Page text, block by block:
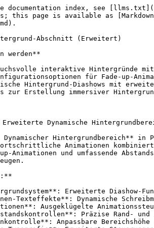
fortschrittliche Animationen kombiniert, um immersive, dynamische Hintergrunderlebnisse zu schaffen. Diese erweiterte Version umfasst Diashow-Funktionen, Fade-up-Animationen und umfassende Abstandskontrollen, die weit über grundlegende Hintergrundfunktionen hinausgehen, um professionelle, interaktive Umgebungen zu erzeugen.

**Hauptfunktionen:**

* **Diashow-Hintergrundsystem**: Erweiterte Diashow-Funktionalität mit mehreren Hintergrundoptionen
* **Schreibmaschinen-Texteffekte**: Dynamische Schreibmaschinen-Animationen für Text-Overlays
* **Fade-Up-Animationen**: Ausgeklügelte Animationssteuerungen für professionelle Texteinblendungen
* **Erweiterte Abstandskontrollen**: Präzise Rand- und Abstandskontrollen für Desktop und Mobil
* **Bereichs-Höhenkontrolle**: Anpassbare Bereichshöhe mit responsiven Optionen
* **Professionelle Typografie**: Erweiterte Steuerungen für Textgröße und Positionierung
* **Leistungsoptimiert**: Effizientes Laden und Rendern von Animationen

Verfügbar in:

* ✅ Plain Jane Interactive v2+ **NUR** (Erweiterte Version)

> 💡 **Hinweis**: Diese erweiterte Version enthält fortgeschrittene Diashow- und Animationsfunktionen, die im Standard-Plain-Jane-Theme nicht verfügbar sind, und eignet sich daher ideal für anspruchsvolle interaktive Präsentationen und immersive Markenerlebnisse.

***

## 🔧 So fügen Sie den Erweiterten Dynamischen Hintergrundbereich hinzu

1. Gehen Sie zu **Onlineshop > Themes > Anpassen**
2. Navigieren Sie zu **Startseite** oder die Vorlage, in der Sie dynamische Hintergründe wünschen
3. Klicken Sie **Sektion hinzufügen**
4. Wählen Sie **Dynamischer Hintergrund** Abschnitt
5. Hintergrundstil konfigurieren (Diashow oder statisch)
6. Text-Overlays und Animationsoptionen einrichten
7. Abstands- und Typografieeinstellungen konfigurieren
8. Diashow- und Animationsfunktionen testen

> ⚠️ **Wichtig**: Dieser Abschnitt enthält erweiterte Funktionen, die sorgfältig konfiguriert werden müssen, um optimale Leistung und visuellen Eindruck zu erzielen.

***

## 🎬 Diashow-Hintergrundsystem

### **Diashow-Konfiguration**

**Optionen für Hintergrundstil**

* **Passwort-Hintergrundstil**: Wählen Sie 'diashow' für